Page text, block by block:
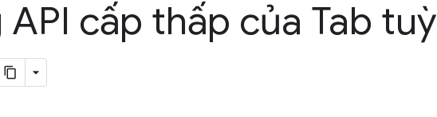
cấp thấp của Tab tuỳ